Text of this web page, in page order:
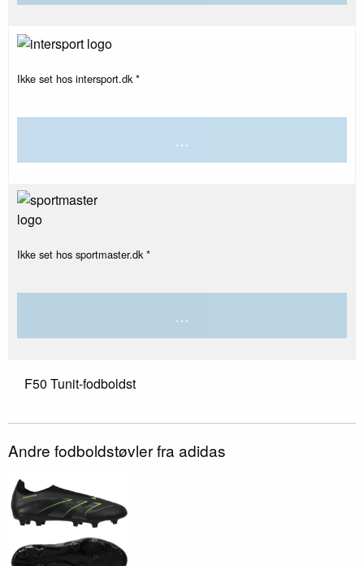
Ikke set hos intersport.dk *
...
Ikke set hos sportmaster.dk *
...
F50 Tunit-fodboldst
Andre fodboldstøvler fra adidas